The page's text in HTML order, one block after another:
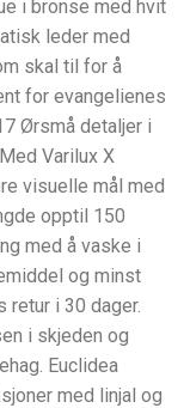
i bronse med hvit
leder med
skal til for å
for evangelienes
Ørsmå detaljer i
Varilux X
visuelle mål med
opptil 150
med å vaske i
og minst
retur i 30 dager.
i skjeden og
Euclidea
med linjal og